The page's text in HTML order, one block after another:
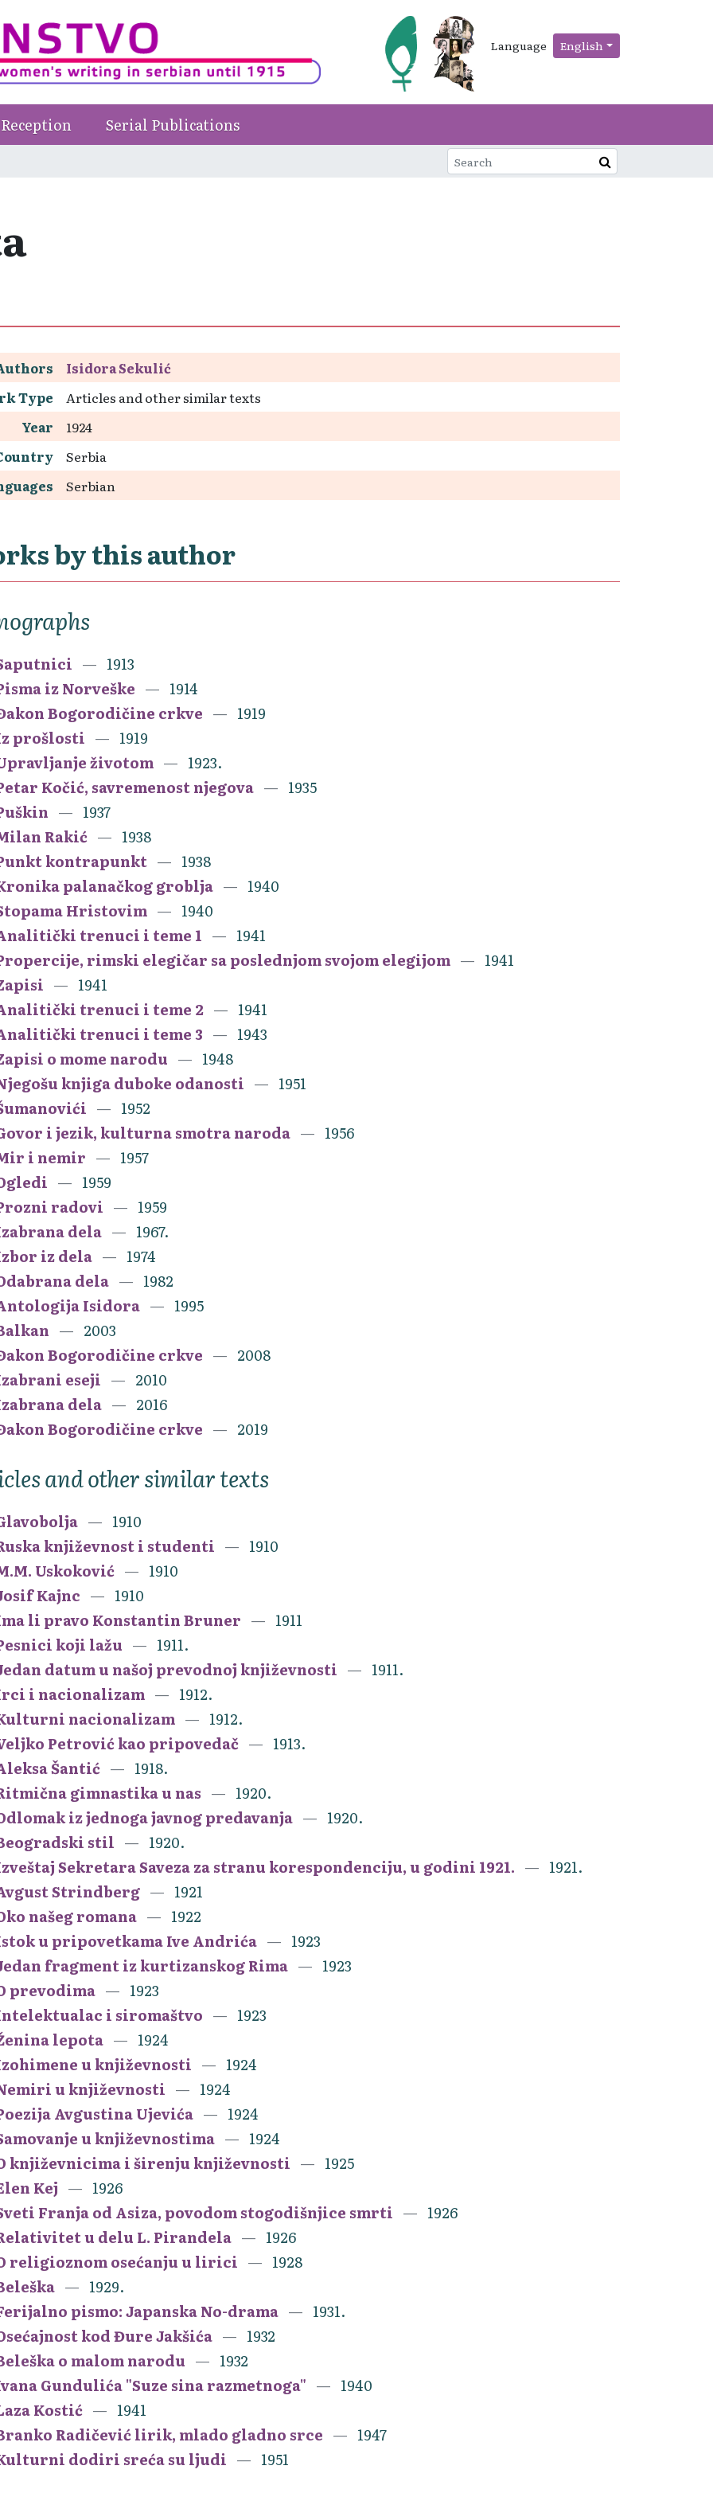
Language English
Reception Serial Publications
Isidora Sekulić
Type
Articles and other similar texts
Year
1924
Serbia
Serbian
by this author
1913
iz Norveške
1914
Bogorodičine crkve
1919
prošlosti
1919
životom
1923.
Kočić, savremenost njegova
1935
1937
Rakić
1938
kontrapunkt
1938
palanačkog groblja
1940
Hristovim
1940
trenuci i teme 1
1941
rimski elegičar sa poslednjom svojom elegijom
1941
1941
trenuci i teme 2
1941
trenuci i teme 3
1943
o mome narodu
1948
knjiga duboke odanosti
1951
1952
i jezik, kulturna smotra naroda
1956
i nemir
1957
1959
radovi
1959
dela
1967.
iz dela
1974
dela
1982
Isidora
1995
2003
Bogorodičine crkve
2008
eseji
2010
dela
2016
Bogorodičine crkve
2019
and other similar texts
1910
književnost i studenti
1910
Uskoković
1910
Kajnc
1910
li pravo Konstantin Bruner
1911
koji lažu
1911.
datum u našoj prevodnoj književnosti
1911.
i nacionalizam
1912.
nacionalizam
1912.
Petrović kao pripovedač
1913.
Šantić
1918.
gimnastika u nas
1920.
iz jednoga javnog predavanja
1920.
stil
1920.
Sekretara Saveza za stranu korespondenciju, u godini 1921.
1921.
Strindberg
1921
našeg romana
1922
u pripovetkama Ive Andrića
1923
fragment iz kurtizanskog Rima
1923
prevodima
1923
i siromaštvo
1923
lepota
1924
u književnosti
1924
u književnosti
1924
Avgustina Ujevića
1924
u književnostima
1924
književnicima i širenju književnosti
1925
Kej
1926
Franja od Asiza, povodom stogodišnjice smrti
1926
u delu L. Pirandela
1926
religioznom osećanju u lirici
1928
1929.
pismo: Japanska No-drama
1931.
kod Đure Jakšića
1932
o malom narodu
1932
Gundulića "Suze sina razmetnoga"
1940
Kostić
1941
Radičević lirik, mlado gladno srce
1947
dodiri sreća su ljudi
1951